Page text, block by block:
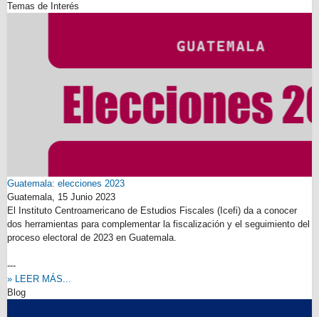
Temas de Interés
Guatemala: elecciones 2023
Guatemala, 15 Junio 2023
El Instituto Centroamericano de Estudios Fiscales (Icefi) da a conocer
dos herramientas para complementar la fiscalización y el seguimiento del
proceso electoral de 2023 en Guatemala.
---
» LEER MÁS...
Blog